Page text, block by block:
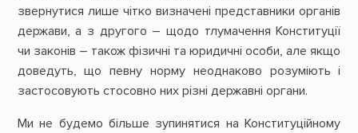
звернутися лише чітко визначені представники органів
держави, а з другого – щодо тлумачення Конституції
чи законів – також фізичні та юридичні особи, але якщо
доведуть, що певну норму неоднаково розуміють і
застосовують стосовно них різні державні органи.
Ми не будемо більше зупинятися на Конституційному